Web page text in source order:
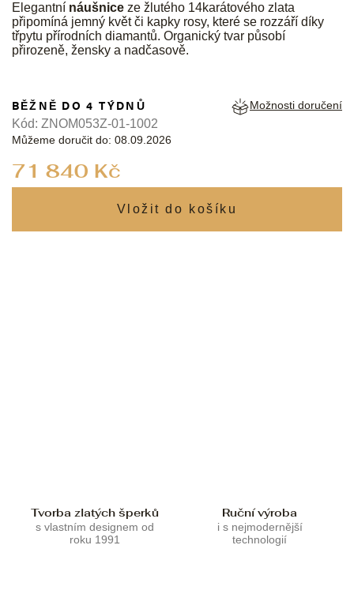
Elegantní náušnice ze žlutého 14karátového zlata
připomíná jemný květ či kapky rosy, které se rozzáří díky
třpytu přírodních diamantů. Organický tvar působí
přirozeně, žensky a nadčasově.
71 840 Kč
BĚŽNĚ DO 4 TÝDNŮ
Můžeme doručit do: 08.09.2026
Možnosti doručení
Kód: ZNOM053Z-01-1002
Tvorba zlatých šperků
s vlastním designem od
roku 1991
Ruční výroba
i s nejmodernější
technologií